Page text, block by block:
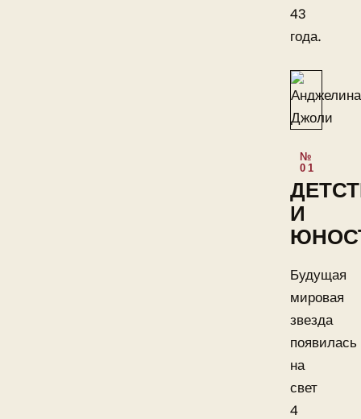
43
года.
И
Будущая
мировая
звезда
появилась
на
свет
4